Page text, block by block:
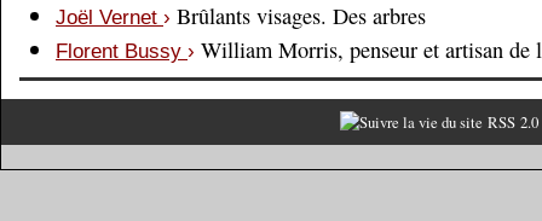
Joël Vernet › Brûlants visages. Des arbres
Florent Bussy › William Morris, penseur et artisan de
RSS 2.0